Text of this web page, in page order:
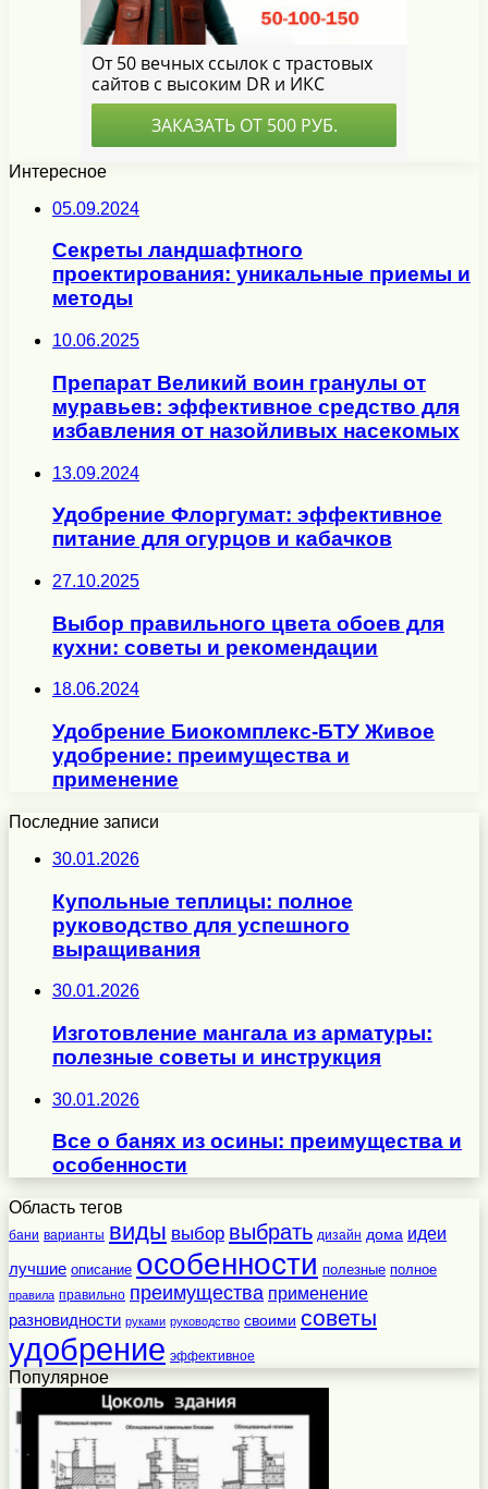
Интересное
05.09.2024
Секреты ландшафтного
проектирования: уникальные приемы и
методы
10.06.2025
Препарат Великий воин гранулы от
муравьев: эффективное средство для
избавления от назойливых насекомых
13.09.2024
Удобрение Флоргумат: эффективное
питание для огурцов и кабачков
27.10.2025
Выбор правильного цвета обоев для
кухни: советы и рекомендации
18.06.2024
Удобрение Биокомплекс-БТУ Живое
удобрение: преимущества и
применение
Последние записи
30.01.2026
Купольные теплицы: полное
руководство для успешного
выращивания
30.01.2026
Изготовление мангала из арматуры:
полезные советы и инструкция
30.01.2026
Все о банях из осины: преимущества и
особенности
Область тегов
бани варианты виды выбор выбрать дизайн дома идеи
лучшие описание особенности полезные полное
правила правильно преимущества применение
разновидности руками руководство своими советы
удобрение эффективное
Популярное